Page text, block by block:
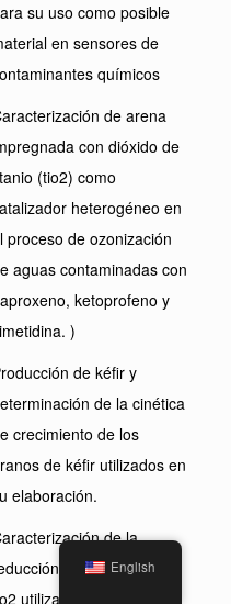
su uso como posible
en sensores de
químicos
de arena
con dióxido de
(tio2) como
heterogéneo en
proceso de ozonización
aguas contaminadas con
ketoprofeno y
)
de kéfir y
de la cinética
crecimiento de los
de kéfir utilizados en
elaboración.
de la
fotocatalítica de
utilizando un
English